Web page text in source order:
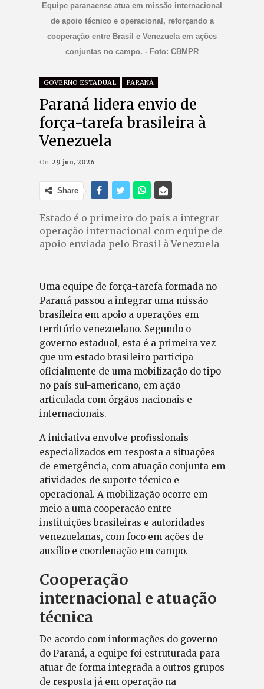
Equipe paranaense atua em missão internacional
de apoio técnico e operacional, reforçando a
cooperação entre Brasil e Venezuela em ações
conjuntas no campo. - Foto: CBMPR
GOVERNO ESTADUAL PARANÁ
Paraná lidera envio de
força-tarefa brasileira à
Venezuela
On 29 jun, 2026
Share
Estado é o primeiro do país a integrar
operação internacional com equipe de
apoio enviada pelo Brasil à Venezuela
Uma equipe de força-tarefa formada no
Paraná passou a integrar uma missão
brasileira em apoio a operações em
território venezuelano. Segundo o
governo estadual, esta é a primeira vez
que um estado brasileiro participa
oficialmente de uma mobilização do tipo
no país sul-americano, em ação
articulada com órgãos nacionais e
internacionais.
A iniciativa envolve profissionais
especializados em resposta a situações
de emergência, com atuação conjunta em
atividades de suporte técnico e
operacional. A mobilização ocorre em
meio a uma cooperação entre
instituições brasileiras e autoridades
venezuelanas, com foco em ações de
auxílio e coordenação em campo.
Cooperação
internacional e atuação
técnica
De acordo com informações do governo
do Paraná, a equipe foi estruturada para
atuar de forma integrada a outros grupos
de resposta já em operação na